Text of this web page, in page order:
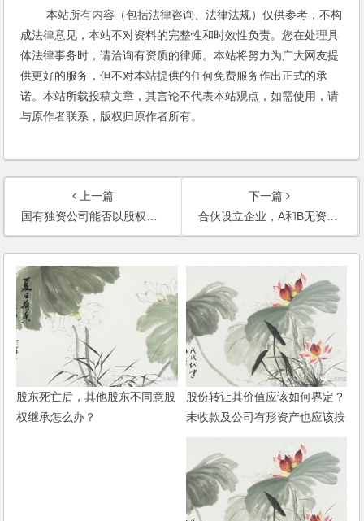
本站所有内容（包括法律咨询、法律法规）仅供参考，不构
成法律意见，本站不对资料的完整性和时效性负责。您在处理具
体法律事务时，请洽询有资质的律师。本站将努力为广大网友提
供更好的服务，但不对本站提供的任何免费服务作出正式的承
诺。本站所载投稿文章，其言论不代表本站观点，如需使用，请
与原作者联系，版权归原作者所有。
上一篇
国有独资公司能否以股权出资成立子公司？
下一篇
合伙设立企业，A和B无资金投入，而C以资金入股，如何运作及保障权利？
股东死亡后，其他股东不同意股
权继承怎么办？
股份转让其价值应该如何界定？
未收款及公司有形资产也应该按
比例进行转让吗？